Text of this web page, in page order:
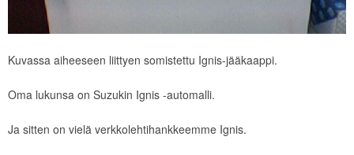
Kuvassa aiheeseen liittyen somistettu Ignis-jääkaappi.
Oma lukunsa on Suzukin Ignis -automalli.
Ja sitten on vielä verkkolehtihankkeemme Ignis.